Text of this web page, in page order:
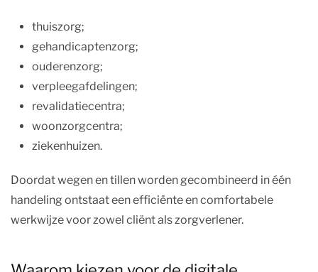
thuiszorg;
gehandicaptenzorg;
ouderenzorg;
verpleegafdelingen;
revalidatiecentra;
woonzorgcentra;
ziekenhuizen.
Doordat wegen en tillen worden gecombineerd in één
handeling ontstaat een efficiënte en comfortabele
werkwijze voor zowel cliënt als zorgverlener.